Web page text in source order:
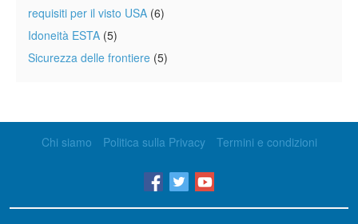
requisiti per il visto USA (6)
Idoneità ESTA (5)
Sicurezza delle frontiere (5)
Chi siamo Politica sulla Privacy Termini e condizioni